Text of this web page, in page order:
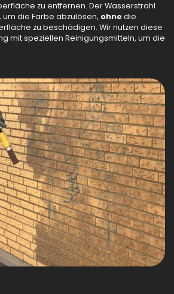
zu entfernen. Der Wasserstrahl
um die Farbe abzulösen, ohne die
zu beschädigen. Wir nutzen diese
mit speziellen Reinigungsmitteln, um die